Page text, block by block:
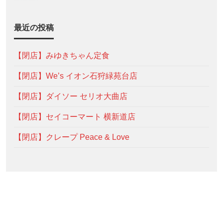
最近の投稿
【閉店】みゆきちゃん定食
【閉店】We’s イオン石狩緑苑台店
【閉店】ダイソー セリオ大曲店
【閉店】セイコーマート 横新道店
【閉店】クレープ Peace & Love